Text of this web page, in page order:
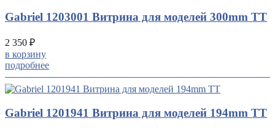
Gabriel 1203001 Витрина для моделей 300mm TT
2 350 ₽
в корзину
подробнее
Gabriel 1201941 Витрина для моделей 194mm TT